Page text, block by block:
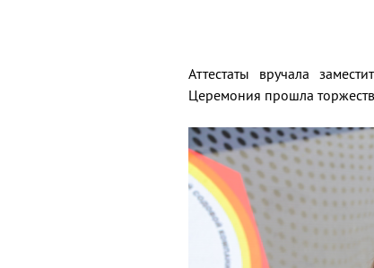
Аттестаты вручала
Церемония прошла